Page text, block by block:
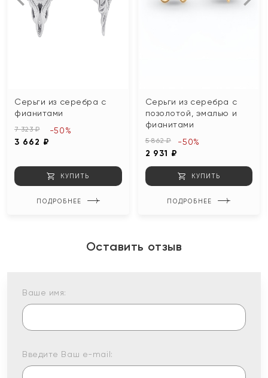
Серьги из серебра с
фианитами
7 323 ₽
3 662 ₽
-50%
КУПИТЬ
ПОДРОБНЕЕ
Серьги из серебра с
позолотой, эмалью и
фианитами
5 862 ₽
2 931 ₽
-50%
КУПИТЬ
ПОДРОБНЕЕ
Оставить отзыв
Ваше имя:
Введите Ваш e-mail: